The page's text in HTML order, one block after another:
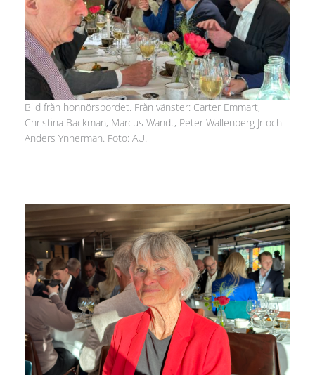
Bild från honnörsbordet. Från vänster: Carter Emmart,
Christina Backman, Marcus Wandt, Peter Wallenberg Jr och
Anders Ynnerman. Foto: AU.